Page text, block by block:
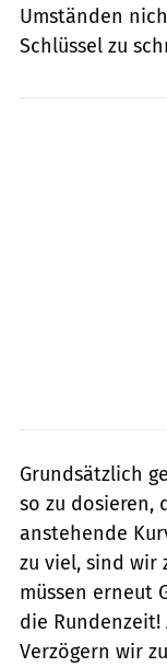
Umständen
Schlüssel zu
Grundsätzlich
so zu dosieren,
anstehende
zu viel, sind wir
müssen erneut
die
Verzögern wir